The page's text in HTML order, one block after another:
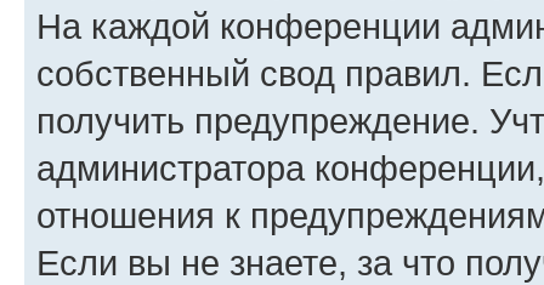
На каждой конференции
собственный свод правил.
получить предупреждение.
администратора
отношения к
Если вы не знаете, за что